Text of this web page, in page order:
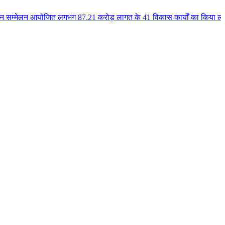
87.21 करोड़ लागत के 41 विकास कार्यों का किया लोकार्पण एवं